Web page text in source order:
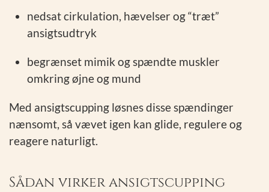
nedsat cirkulation, hævelser og “træt”
ansigtsudtryk
begrænset mimik og spændte muskler
omkring øjne og mund
Med ansigtscupping løsnes disse spændinger
nænsomt, så vævet igen kan glide, regulere og
reagere naturligt.
Sådan virker ansigtscupping